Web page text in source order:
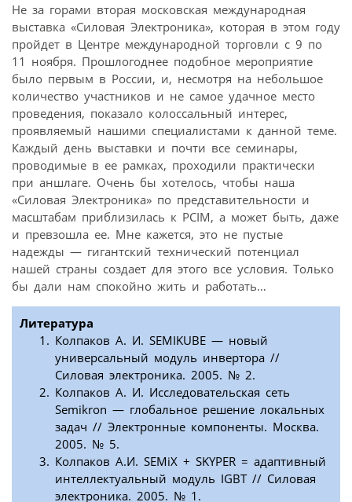
Не за горами вторая московская международная
выставка «Силовая Электроника», которая в этом году
пройдет в Центре международной торговли с 9 по
11 ноября. Прошлогоднее подобное мероприятие
было первым в России, и, несмотря на небольшое
количество участников и не самое удачное место
проведения, показало колоссальный интерес,
проявляемый нашими специалистами к данной теме.
Каждый день выставки и почти все семинары,
проводимые в ее рамках, проходили практически
при аншлаге. Очень бы хотелось, чтобы наша
«Силовая Электроника» по представительности и
масштабам приблизилась к РСIM, а может быть, даже
и превзошла ее. Мне кажется, это не пустые
надежды — гигантский технический потенциал
нашей страны создает для этого все условия. Только
бы дали нам спокойно жить и работать…
Литература
Колпаков А. И. SEMIKUBE — новый
универсальный модуль инвертора //
Силовая электроника. 2005. № 2.
Колпаков А. И. Исследовательская сеть
Semikron — глобальное решение локальных
задач // Электронные компоненты. Москва.
2005. № 5.
Колпаков А.И. SEMiX + SKYPER = адаптивный
интеллектуальный модуль IGBT // Силовая
электроника. 2005. № 1.